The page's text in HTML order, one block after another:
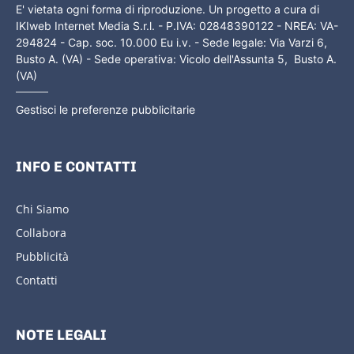
E' vietata ogni forma di riproduzione. Un progetto a cura di
IKIweb Internet Media S.r.l. - P.IVA: 02848390122 - NREA: VA-
294824 - Cap. soc. 10.000 Eu i.v. - Sede legale: Via Varzi 6,
Busto A. (VA) - Sede operativa: Vicolo dell'Assunta 5, Busto A.
(VA)
Gestisci le preferenze pubblicitarie
INFO E CONTATTI
Chi Siamo
Collabora
Pubblicità
Contatti
NOTE LEGALI